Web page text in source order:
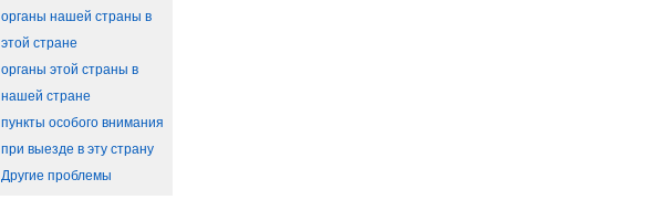
органы нашей страны в
этой стране
органы этой страны в
нашей стране
пункты особого внимания
при выезде в эту страну
Другие проблемы